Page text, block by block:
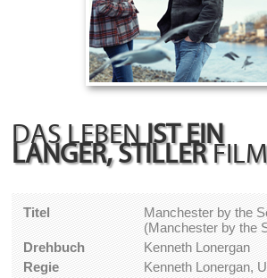
DAS LEBENIST EIN
LANGER, STILLERFILM
Titel
Manchester by the
(Manchester by the
Drehbuch
Kenneth Lonergan
Regie
Kenneth Lonergan,